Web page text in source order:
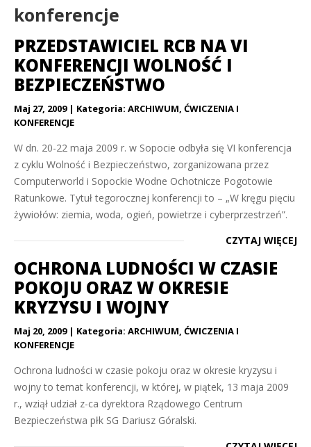
konferencje
PRZEDSTAWICIEL RCB NA VI
KONFERENCJI WOLNOŚĆ I
BEZPIECZEŃSTWO
Maj 27, 2009 Kategoria: ARCHIWUM, ĆWICZENIA I
KONFERENCJE
W dn. 20-22 maja 2009 r. w Sopocie odbyła się VI konferencja
z cyklu Wolność i Bezpieczeństwo, zorganizowana przez
Computerworld i Sopockie Wodne Ochotnicze Pogotowie
Ratunkowe. Tytuł tegorocznej konferencji to – „W kręgu pięciu
żywiołów: ziemia, woda, ogień, powietrze i cyberprzestrzeń”.
CZYTAJ WIĘCEJ
OCHRONA LUDNOŚCI W CZASIE
POKOJU ORAZ W OKRESIE
KRYZYSU I WOJNY
Maj 20, 2009 Kategoria: ARCHIWUM, ĆWICZENIA I
KONFERENCJE
Ochrona ludności w czasie pokoju oraz w okresie kryzysu i
wojny to temat konferencji, w której, w piątek, 13 maja 2009
r., wziął udział z-ca dyrektora Rządowego Centrum
Bezpieczeństwa płk SG Dariusz Góralski.